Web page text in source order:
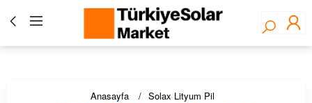
Türkiye Solar Market - Fronius Yetkili Bayisi ☀️ Solar
Panel, İnverter, Lityum Pil, EV Şarj Çözümleri - Stoktan
Hızlı Teslimat!
Anasayfa
Solax Lityum Pil